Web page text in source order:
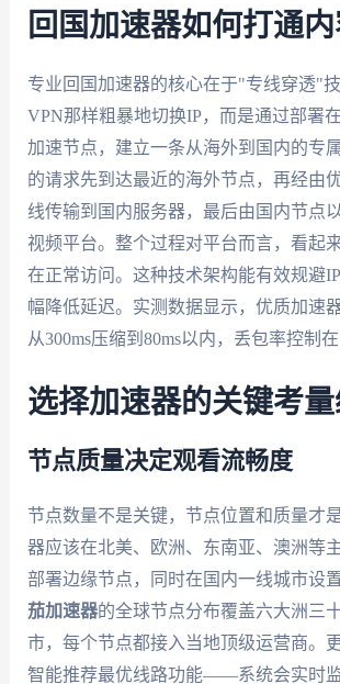
回国加速器如何打通
专业回国加速器的核心在于"专线穿透"
VPN那样粗暴地切换IP，而是通过部署
加速节点，建立一条从海外到国内的专
的请求先到达最近的海外节点，再经由
线传输到国内服务器，最后由国内节点
视频平台。整个过程对平台而言，看起
在正常访问。这种技术架构能有效规避
幅降低延迟。实测数据显示，优质加速
从300ms压缩到80ms以内，丢包率控制在
选择加速器的关键考
节点质量决定观看流畅度
节点数量不是关键，节点位置和质量才
器应该在北美、欧洲、东南亚、澳洲等
部署边缘节点，同时在国内一线城市设
茄加速器的全球节点分布覆盖六大洲三
市，每个节点都接入当地顶级运营商。
智能推荐最优线路功能——系统会实时